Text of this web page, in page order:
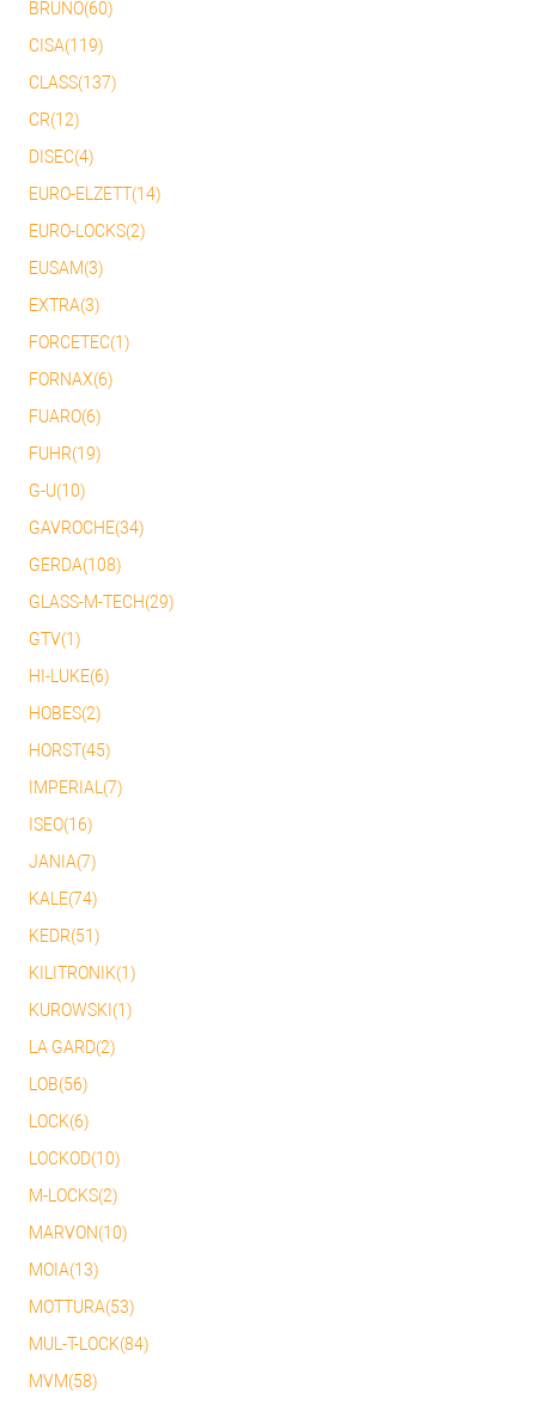
BRUNO(60)
CISA(119)
CLASS(137)
CR(12)
DISEC(4)
EURO-ELZETT(14)
EURO-LOCKS(2)
EUSAM(3)
EXTRA(3)
FORCETEC(1)
FORNAX(6)
FUARO(6)
FUHR(19)
G-U(10)
GAVROCHE(34)
GERDA(108)
GLASS-M-TECH(29)
GTV(1)
HI-LUKE(6)
HOBES(2)
HORST(45)
IMPERIAL(7)
ISEO(16)
JANIA(7)
KALE(74)
KEDR(51)
KILITRONIK(1)
KUROWSKI(1)
LA GARD(2)
LOB(56)
LOCK(6)
LOCKOD(10)
M-LOCKS(2)
MARVON(10)
MOIA(13)
MOTTURA(53)
MUL-T-LOCK(84)
MVM(58)